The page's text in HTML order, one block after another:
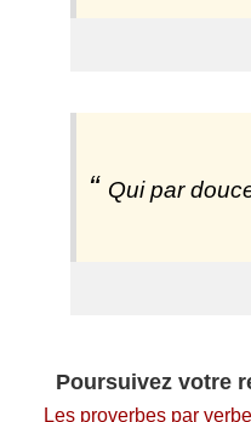
Qui par
Poursuivez votre
Les proverbes par